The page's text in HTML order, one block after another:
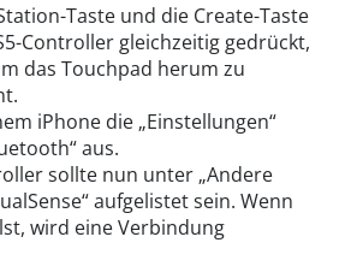
Taste und die Create-Taste
Controller gleichzeitig gedrückt,
das Touchpad herum zu
iPhone die „Einstellungen“
aus.
sollte nun unter „Andere
aufgelistet sein. Wenn
wird eine Verbindung